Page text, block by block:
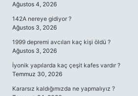
Ağustos 4, 2026
142A nereye gidiyor ?
Ağustos 3, 2026
1999 depremi avcıları kaç kişi öldü ?
Ağustos 3, 2026
İyonik yapılarda kaç çeşit kafes vardır ?
Temmuz 30, 2026
Kararsız kaldığımızda ne yapmalıyız ?